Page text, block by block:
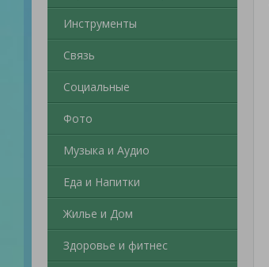
Инструменты
Связь
Социальные
Фото
Музыка и Аудио
Еда и Напитки
Жилье и Дом
Здоровье и фитнес